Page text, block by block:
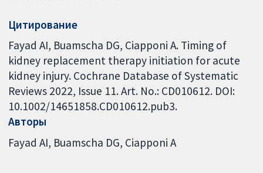
Цитирование
Fayad AI, Buamscha DG, Ciapponi A. Timing of
kidney replacement therapy initiation for acute
kidney injury. Cochrane Database of Systematic
Reviews 2022, Issue 11. Art. No.: CD010612. DOI:
10.1002/14651858.CD010612.pub3.
Авторы
Fayad AI Buamscha DG Ciapponi A